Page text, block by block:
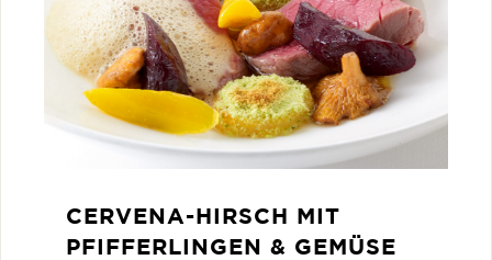
CERVENA-HIRSCH MIT
PFIFFERLINGEN & GEMÜSE